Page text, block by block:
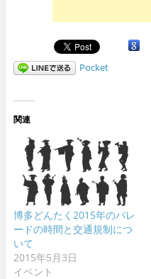
Pocket
関連
博多どんたく2015年のパレ
ードの時間と交通規制につ
いて
2015年5月3日
イベント